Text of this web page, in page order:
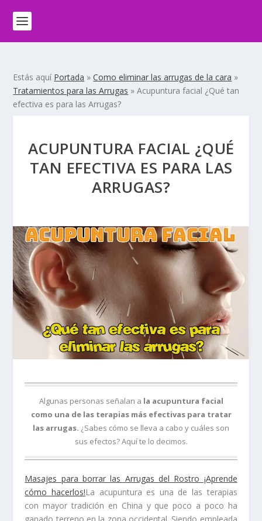
Estás aquí Portada »Como eliminar las arrugas de la cara »
Tratamientos para las Arrugas »Acupuntura facial ¿Qué tan
efectiva es para las Arrugas?
ACUPUNTURA FACIAL ¿QUÉ
TAN EFECTIVA ES PARA LAS
ARRUGAS?
Algunas personas señalan a la acupuntura facial
como una de las terapias más efectivas para tratar
las arrugas. ¿Sabes cómo se lleva a cabo y cuáles son
sus efectos? Aquí te lo decimos.
Masajes para borrar las Arrugas del Rostro ¡Aprende
cómo hacerlos!La acupuntura es una de las terapias
con mayor tradición en China y que poco a poco ha